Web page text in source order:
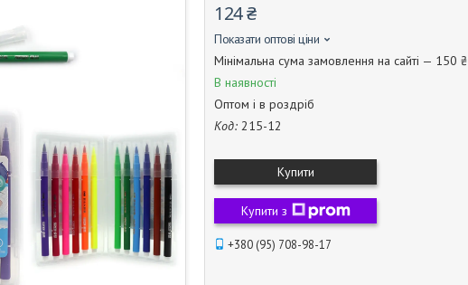
124 ₴
Показати оптові ціни
Мінімальна сума замовлення на сайті — 150 ₴
В наявності
Оптом і в роздріб
Код: 215-12
Купити
Купити з
+380 (95) 708-98-17